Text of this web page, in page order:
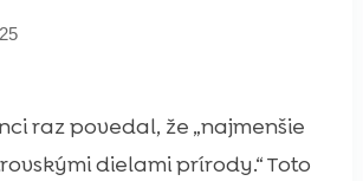
raz povedal, že „najmenšie
dielami prírody.“ Toto